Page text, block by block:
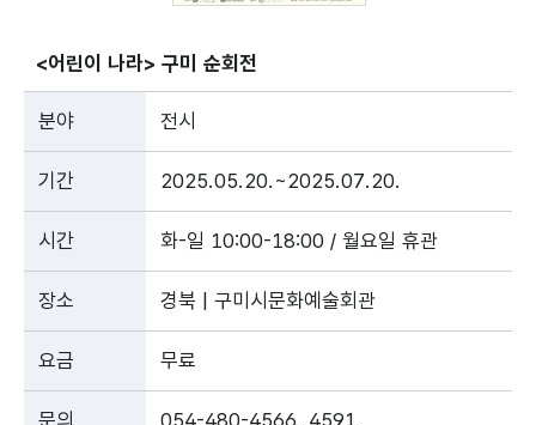
<어린이 나라> 구미 순회전
분야 전시
기간 2025.05.20.~2025.07.20.
시간 화-일 10:00-18:00 / 월요일 휴관
장소 경북 | 구미시문화예술회관
요금 무료
문의 054-480-4566, 4591